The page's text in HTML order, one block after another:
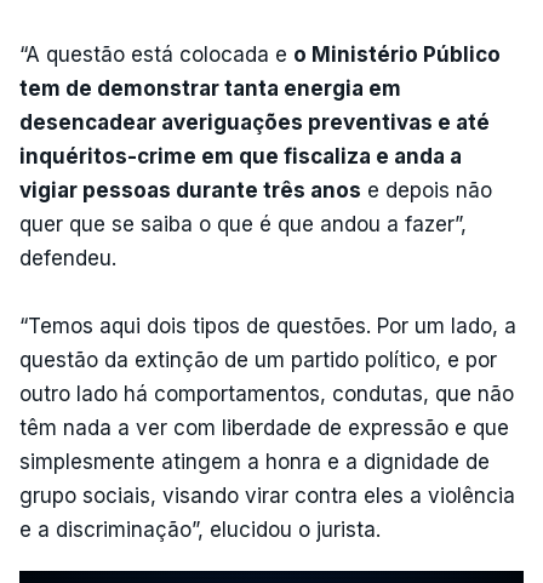
“A questão está colocada e o Ministério Público
tem de demonstrar tanta energia em
desencadear averiguações preventivas e até
inquéritos-crime em que fiscaliza e anda a
vigiar pessoas durante três anos e depois não
quer que se saiba o que é que andou a fazer”,
defendeu.
“Temos aqui dois tipos de questões. Por um lado, a
questão da extinção de um partido político, e por
outro lado há comportamentos, condutas, que não
têm nada a ver com liberdade de expressão e que
simplesmente atingem a honra e a dignidade de
grupo sociais, visando virar contra eles a violência
e a discriminação”, elucidou o jurista.